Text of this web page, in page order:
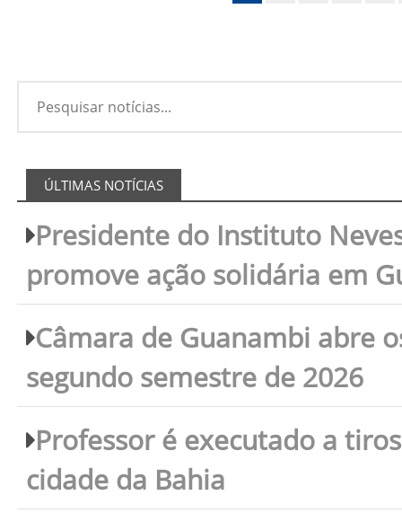
ÚLTIMAS NOTÍCIAS
Presidente do Instituto
promove ação solidária em
Câmara de Guanambi abre
segundo semestre de 2026
Professor é executado a
cidade da Bahia